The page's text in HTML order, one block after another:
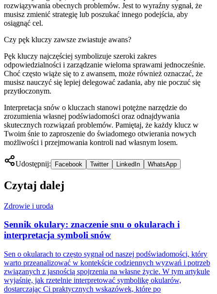
rozwiązywania obecnych problemów. Jest to wyraźny sygnał, że
musisz zmienić strategię lub poszukać innego podejścia, aby
osiągnąć cel.
Czy pęk kluczy zawsze zwiastuje awans?
Pęk kluczy najczęściej symbolizuje szeroki zakres
odpowiedzialności i zarządzanie wieloma sprawami jednocześnie.
Choć często wiąże się to z awansem, może również oznaczać, że
musisz nauczyć się lepiej delegować zadania, aby nie poczuć się
przytłoczonym.
Interpretacja snów o kluczach stanowi potężne narzędzie do
zrozumienia własnej podświadomości oraz odnajdywania
skutecznych rozwiązań problemów. Pamiętaj, że każdy klucz w
Twoim śnie to zaproszenie do świadomego otwierania nowych
możliwości i przejmowania kontroli nad własnym losem.
Udostępnij: Facebook Twitter LinkedIn WhatsApp
Czytaj dalej
Zdrowie i uroda
Sennik okulary: znaczenie snu o okularach i
interpretacja symboli snów
Sen o okularach to często sygnał od naszej podświadomości, który
warto przeanalizować w kontekście codziennych wyzwań i potrzeb
związanych z jasnością spojrzenia na własne życie. W tym artykule
wyjaśnię, jak rzetelnie interpretować symbolikę okularów,
dostarczając Ci praktycznych wskazówek, które po